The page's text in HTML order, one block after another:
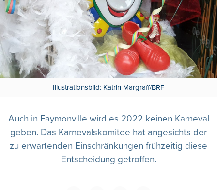
Illustrationsbild: Katrin Margraff/BRF
Auch in Faymonville wird es 2022 keinen Karneval
geben. Das Karnevalskomitee hat angesichts der
zu erwartenden Einschränkungen frühzeitig diese
Entscheidung getroffen.